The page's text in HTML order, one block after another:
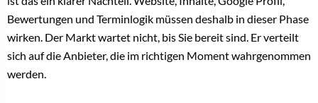
Bewertungen und Terminlogik müssen deshalb in dieser Phase
wirken. Der Markt wartet nicht, bis Sie bereit sind. Er verteilt
sich auf die Anbieter, die im richtigen Moment wahrgenommen
werden.